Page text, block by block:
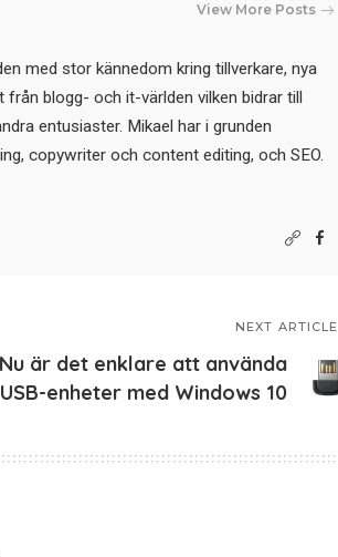
View More Posts
med stor kännedom kring tillverkare, nya
blogg- och it-världen vilken bidrar till
entusiaster. Mikael har i grunden
copywriter och content editing, och SEO.
NEXT ARTICLE
Nu är det enklare att använda
USB-enheter med Windows 10